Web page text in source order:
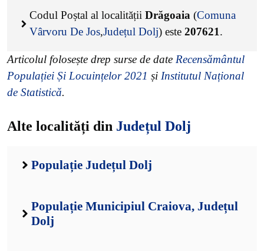
Codul Poștal al localității Drăgoaia (Comuna
Vârvoru De Jos,Județul Dolj) este 207621.
Articolul folosește drep surse de date Recensământul
Populației Și Locuințelor 2021 și Institutul Național
de Statistică.
Alte localități din Județul Dolj
Populație Județul Dolj
Populație Municipiul Craiova, Județul
Dolj